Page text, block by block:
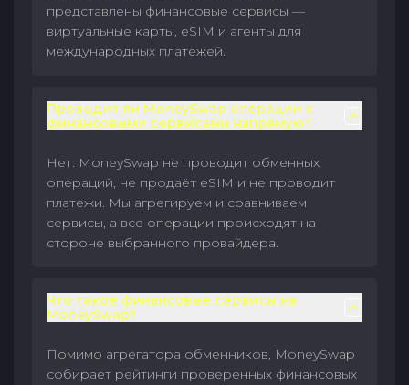
представлены финансовые сервисы —
виртуальные карты, eSIM и агенты для
международных платежей.
Проводит ли MoneySwap операции с
финансовыми сервисами напрямую?
Нет. MoneySwap не проводит обменных
операций, не продаёт eSIM и не проводит
платежи. Мы агрегируем и сравниваем
сервисы, а все операции происходят на
стороне выбранного провайдера.
Что такое финансовые сервисы на
MoneySwap?
Помимо агрегатора обменников, MoneySwap
собирает рейтинги проверенных финансовых